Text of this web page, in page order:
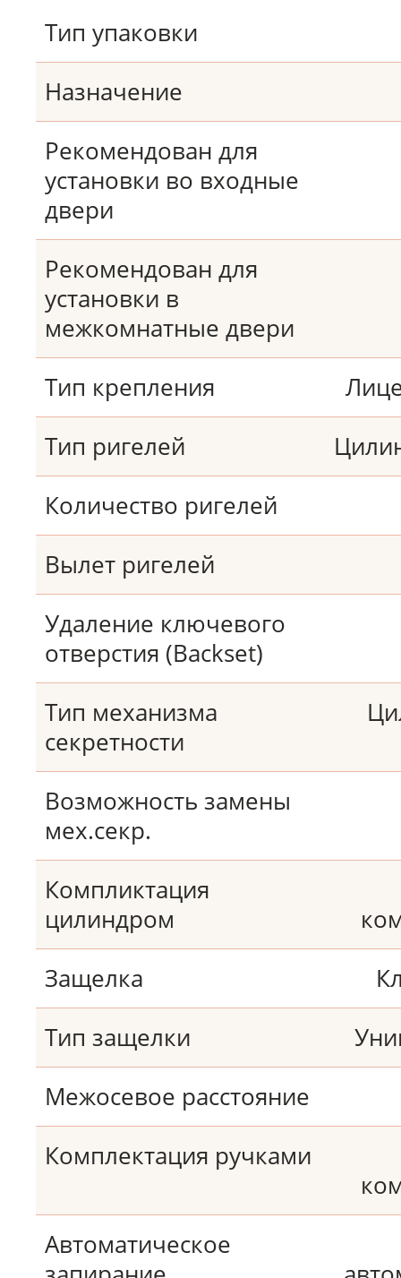
Тип упаковки
Назначение
Рекомендован для
установки во входные
двери
Рекомендован для
установки в
межкомнатные двери
Тип крепления
Тип ригелей
Количество ригелей
Вылет ригелей
Удаление ключевого
отверстия (Backset)
Тип механизма
секретности
Возможность замены
мех.секр.
Компликтация
цилиндром
Защелка
Тип защелки
Межосевое расстояние
Комплектация ручками
Автоматическое